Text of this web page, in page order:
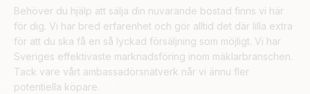
Behöver du hjälp att sälja din nuvarande bostad finns vi här
för dig. Vi har bred erfarenhet och gör alltid det där lilla extra
för att du ska få en så lyckad försäljning som möjligt. Vi har
Sveriges effektivaste marknadsföring inom mäklarbranschen.
Tack vare vårt ambassadörsnätverk når vi ännu fler
potentiella köpare.